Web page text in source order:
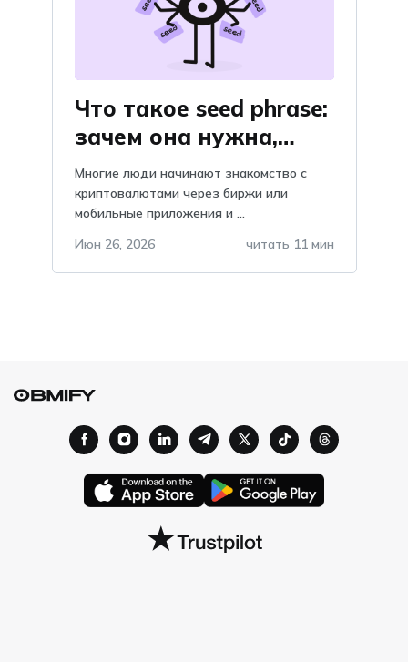
Что такое seed phrase:
зачем она нужна,
объяснение и
важность, почему
нельзя хранить в
telegram?
Многие люди начинают знакомство с
криптовалютами через биржи или
мобильные приложения и ...
Июн 26, 2026
читать 11 мин